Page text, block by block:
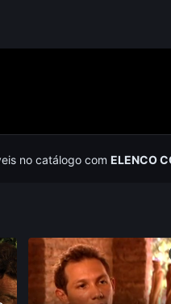
no catálogo comELENCO